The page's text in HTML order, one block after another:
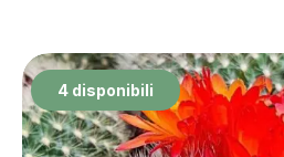
4 disponibili